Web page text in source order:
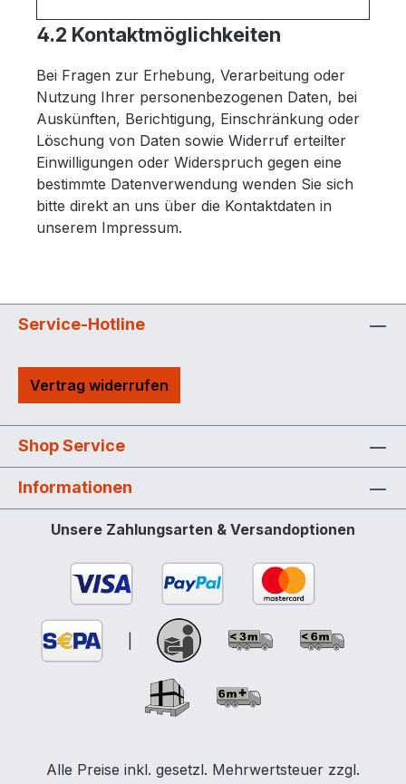
4.2 Kontaktmöglichkeiten
Bei Fragen zur Erhebung, Verarbeitung oder
Nutzung Ihrer personenbezogenen Daten, bei
Auskünften, Berichtigung, Einschränkung oder
Löschung von Daten sowie Widerruf erteilter
Einwilligungen oder Widerspruch gegen eine
bestimmte Datenverwendung wenden Sie sich
bitte direkt an uns über die Kontaktdaten in
unserem Impressum.
Service-Hotline
Vertrag widerrufen
Shop Service
Informationen
Unsere Zahlungsarten & Versandoptionen
Alle Preise inkl. gesetzl. Mehrwertsteuer zzgl.